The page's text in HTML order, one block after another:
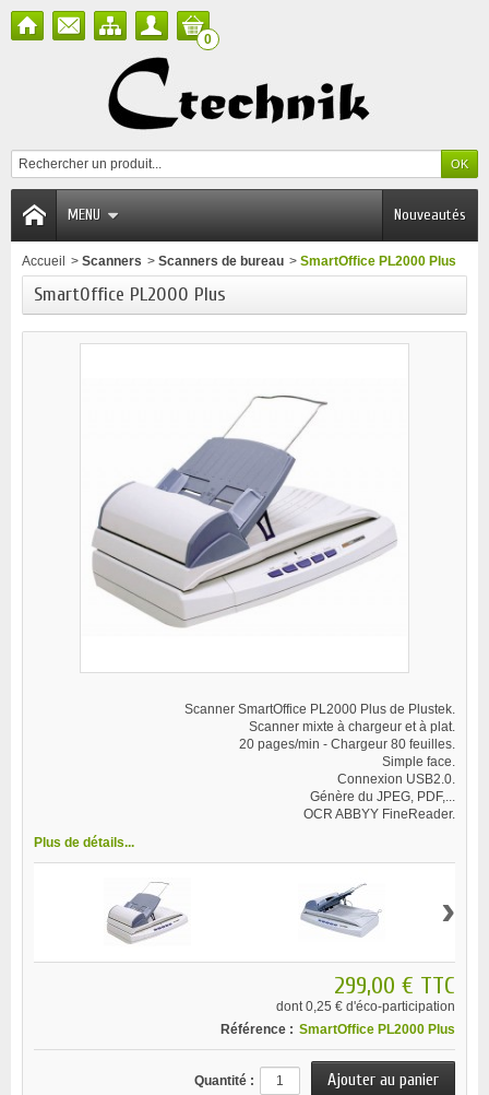
0
MENU Nouveautés
Accueil > Scanners > Scanners de bureau > SmartOffice PL2000 Plus
SmartOffice PL2000 Plus
Scanner SmartOffice PL2000 Plus de Plustek.
Scanner mixte à chargeur et à plat.
20 pages/min - Chargeur 80 feuilles.
Simple face.
Connexion USB2.0.
Génère du JPEG, PDF,...
OCR ABBYY FineReader.
Plus de détails...
›
299,00 € TTC
dont0,25 € d'éco-participation
Référence : SmartOffice PL2000 Plus
Quantité :